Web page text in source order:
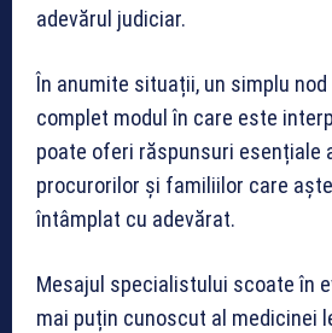
adevărul judiciar.
În anumite situații, un simplu
complet modul în care este
poate oferi răspunsuri esențiale
procurorilor și familiilor care
întâmplat cu adevărat.
Mesajul specialistului scoate în
mai puțin cunoscut al medicinei